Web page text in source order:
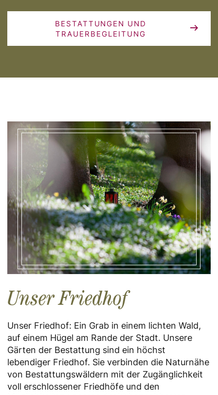
BESTATTUNGEN UND
TRAUERBEGLEITUNG
Unser Friedhof
Unser Friedhof: Ein Grab in einem lichten Wald,
auf einem Hügel am Rande der Stadt. Unsere
Gärten der Bestattung sind ein höchst
lebendiger Friedhof. Sie verbinden die Naturnähe
von Bestattungswäldern mit der Zugänglichkeit
voll erschlossener Friedhöfe und den